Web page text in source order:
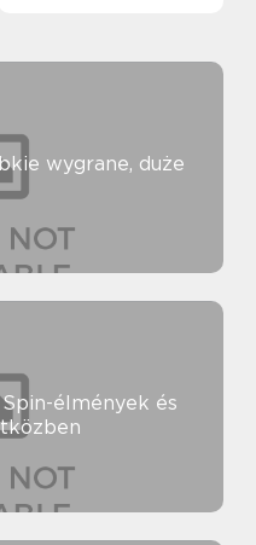
wygrane, duże
Spin-élmények és